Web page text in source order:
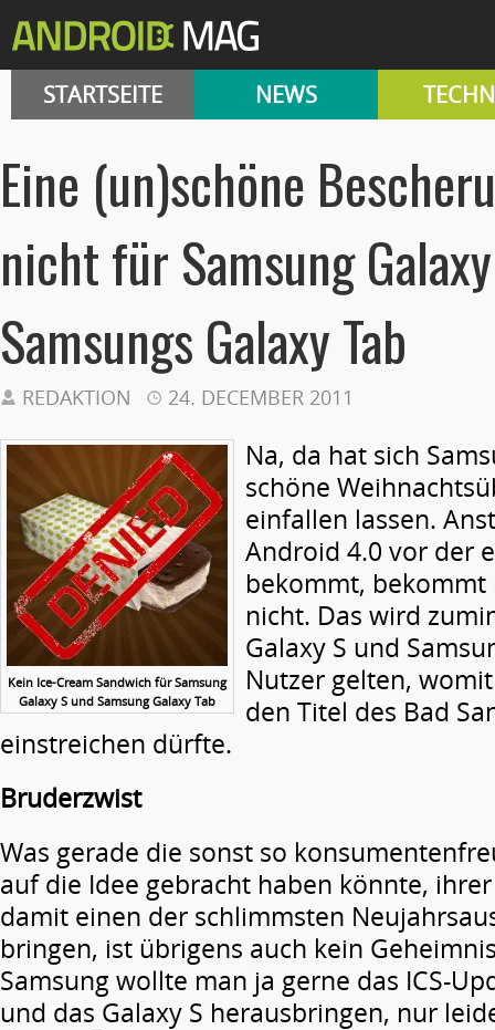
STARTSEITE NEWS
Eine (un)schöne
nicht für Samsung
Samsungs Galaxy Tab
REDAKTION 24. DECEMBER 2011
Kein Ice-Cream Sandwich für Samsung
Galaxy S und Samsung Galaxy Tab
Na, da hat sich
schöne
einfallen lassen.
Android 4.0 vor der
bekommt, bekommt
nicht. Das wird
Galaxy S und
Nutzer gelten,
den Titel des Bad
einstreichen dürfte.
Bruderzwist
Was gerade die sonst so
auf die Idee gebracht haben könnte,
damit einen der schlimmsten
bringen, ist übrigens auch kein
Samsung wollte man ja gerne das ICS-
und das Galaxy S herausbringen, nur